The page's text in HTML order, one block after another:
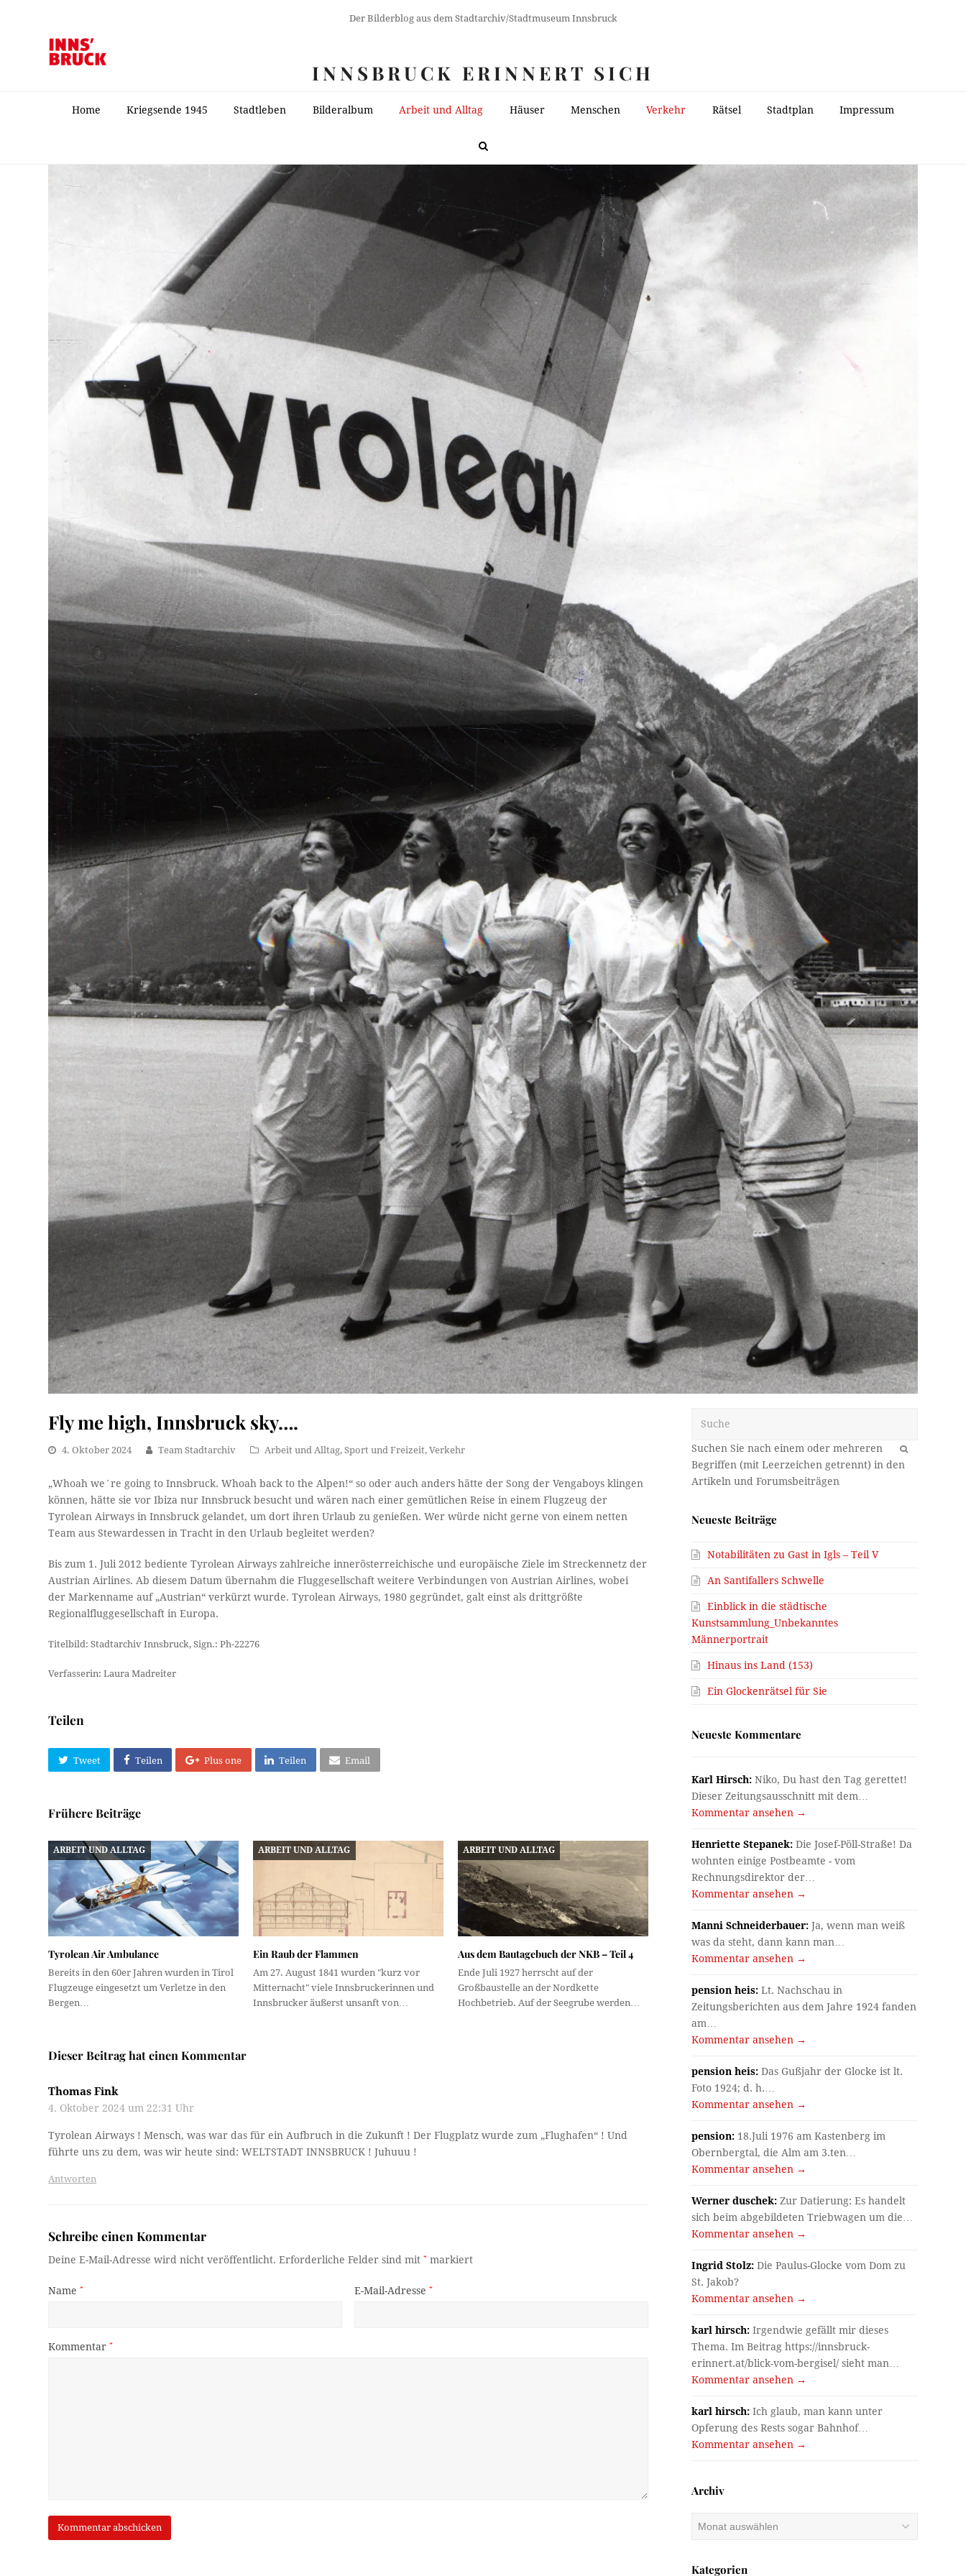
Der Bilderblog aus dem Stadtarchiv/Stadtmuseum Innsbruck
INNSBRUCK ERINNERT SICH
Home Kriegsende 1945 Stadtleben Bilderalbum Arbeit und Alltag Häuser Menschen Verkehr Rätsel Stadtplan Impressum
Fly me high, Innsbruck sky….
4. Oktober 2024 Team Stadtarchiv Arbeit und Alltag,Sport und Freizeit,Verkehr
„Whoah we´re going to Innsbruck. Whoah back to the Alpen!“ so oder auch anders hätte der Song der Vengaboys klingen
können, hätte sie vor Ibiza nur Innsbruck besucht und wären nach einer gemütlichen Reise in einem Flugzeug der
Tyrolean Airways in Innsbruck gelandet, um dort ihren Urlaub zu genießen. Wer würde nicht gerne von einem netten
Team aus Stewardessen in Tracht in den Urlaub begleitet werden?
Bis zum 1. Juli 2012 bediente Tyrolean Airways zahlreiche innerösterreichische und europäische Ziele im Streckennetz der
Austrian Airlines. Ab diesem Datum übernahm die Fluggesellschaft weitere Verbindungen von Austrian Airlines, wobei
der Markenname auf „Austrian“ verkürzt wurde. Tyrolean Airways, 1980 gegründet, galt einst als drittgrößte
Regionalfluggesellschaft in Europa.
Titelbild: Stadtarchiv Innsbruck, Sign.: Ph-22276
Verfasserin: Laura Madreiter
Teilen
Tweet Teilen Plus one Teilen Email
Frühere Beiträge
ARBEIT UND ALLTAG
Tyrolean Air Ambulance
Bereits in den 60er Jahren wurden in Tirol
Flugzeuge eingesetzt um Verletze in den
Bergen…
ARBEIT UND ALLTAG
Ein Raub der Flammen
Am 27. August 1841 wurden "kurz vor
Mitternacht" viele Innsbruckerinnen und
Innsbrucker äußerst unsanft von…
ARBEIT UND ALLTAG
Aus dem Bautagebuch der NKB – Teil 4
Ende Juli 1927 herrscht auf der
Großbaustelle an der Nordkette
Hochbetrieb. Auf der Seegrube werden…
Dieser Beitrag hat einen Kommentar
Thomas Fink
4. Oktober 2024 um 22:31 Uhr
Tyrolean Airways ! Mensch, was war das für ein Aufbruch in die Zukunft ! Der Flugplatz wurde zum „Flughafen“ ! Und
führte uns zu dem, was wir heute sind: WELTSTADT INNSBRUCK ! Juhuuu !
Antworten
Schreibe einen Kommentar
Deine E-Mail-Adresse wird nicht veröffentlicht. Erforderliche Felder sind mit* markiert
Name* E-Mail-Adresse *
Kommentar*
OK
Neueste Beiträge
Notabilitäten zu Gast in Igls – Teil V
An Santifallers Schwelle
Einblick in die städtische
Kunstsammlung_Unbekanntes
Männerportrait
Hinaus ins Land (153)
Ein Glockenrätsel für Sie
Neueste Kommentare
Karl Hirsch: Niko, Du hast den Tag gerettet!
Dieser Zeitungsausschnitt mit dem…
Kommentar ansehen →
Henriette Stepanek: Die Josef-Pöll-Straße! Da
wohnten einige Postbeamte - vom
Rechnungsdirektor der…
Kommentar ansehen →
Manni Schneiderbauer: Ja, wenn man weiß
was da steht, dann kann man…
Kommentar ansehen →
pension heis: Lt. Nachschau in
Zeitungsberichten aus dem Jahre 1924 fanden
am…
Kommentar ansehen →
pension heis: Das Gußjahr der Glocke ist lt.
Foto 1924; d. h.…
Kommentar ansehen →
pension: 18.Juli 1976 am Kastenberg im
Obernbergtal, die Alm am 3.ten…
Kommentar ansehen →
Werner duschek: Zur Datierung: Es handelt
sich beim abgebildeten Triebwagen um die…
Kommentar ansehen →
Ingrid Stolz: Die Paulus-Glocke vom Dom zu
St. Jakob?
Kommentar ansehen →
karl hirsch: Irgendwie gefällt mir dieses
Thema. Im Beitrag https://innsbruck-
erinnert.at/blick-vom-bergisel/ sieht man…
Kommentar ansehen →
karl hirsch: Ich glaub, man kann unter
Opferung des Rests sogar Bahnhof…
Kommentar ansehen →
Archiv
Kategorien